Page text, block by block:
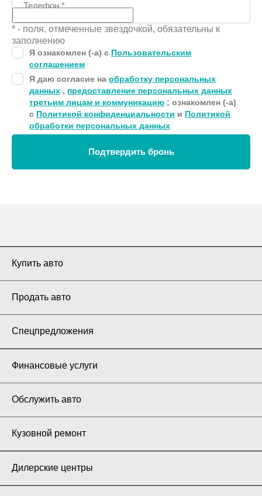
Телефон*
* - поля, отмеченные звездочкой, обязательны к
заполнению
Я ознакомлен (-а) с Пользовательским
соглашением
Я даю согласие на обработку персональных
данных , предоставление персональных данных
третьим лицам и коммуникацию ; ознакомлен (-а)
с Политикой конфиденциальности и Политикой
обработки персональных данных
Подтвердить бронь
Купить авто
Продать авто
Спецпредложения
Финансовые услуги
Обслужить авто
Кузовной ремонт
Дилерские центры